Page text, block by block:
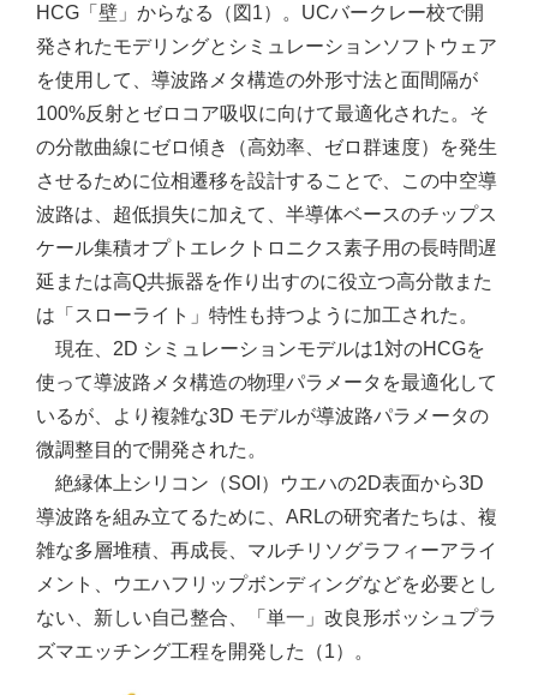
HCG「壁」からなる（図1）。UCバークレー校で開
発されたモデリングとシミュレーションソフトウェア
を使用して、導波路メタ構造の外形寸法と面間隔が
100%反射とゼロコア吸収に向けて最適化された。そ
の分散曲線にゼロ傾き（高効率、ゼロ群速度）を発生
させるために位相遷移を設計することで、この中空導
波路は、超低損失に加えて、半導体ベースのチップス
ケール集積オプトエレクトロニクス素子用の長時間遅
延または高Q共振器を作り出すのに役立つ高分散また
は「スローライト」特性も持つように加工された。
現在、2D シミュレーションモデルは1対のHCGを
使って導波路メタ構造の物理パラメータを最適化して
いるが、より複雑な3D モデルが導波路パラメータの
微調整目的で開発された。
絶縁体上シリコン（SOI）ウエハの2D表面から3D
導波路を組み立てるために、ARLの研究者たちは、複
雑な多層堆積、再成長、マルチリソグラフィーアライ
メント、ウエハフリップボンディングなどを必要とし
ない、新しい自己整合、「単一」改良形ボッシュプラ
ズマエッチング工程を開発した（1）。